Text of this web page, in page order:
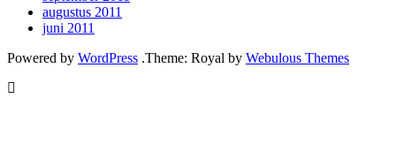
augustus 2011
juni 2011
Powered by WordPress .Theme: Royal by Webulous Themes